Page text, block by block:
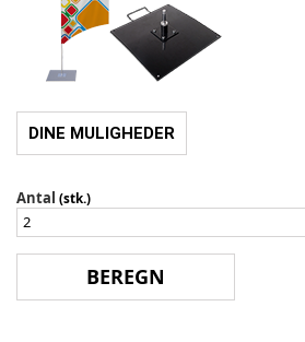
DINE MULIGHEDER
Antal (stk.)